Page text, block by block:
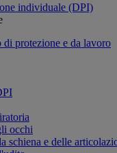
individuale (DPI)
protezione e da lavoro
occhi
schiena e delle